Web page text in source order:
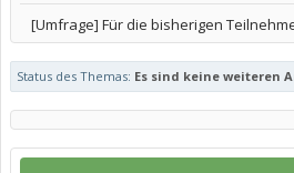
[Umfrage] Für die bisherigen
Status des Themas: Es sind keine weiteren